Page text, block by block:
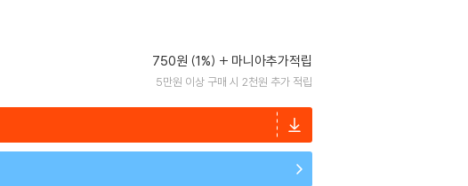
750원 (1%) 마니아추가적립
5만원 이상 구매 시 2천원 추가 적립